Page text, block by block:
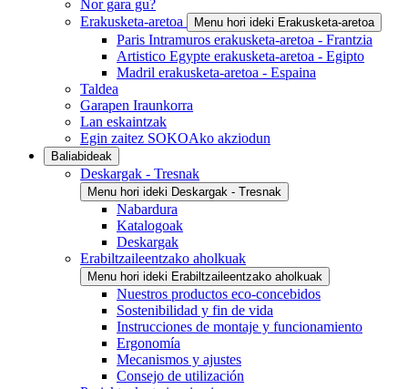
Nor gara gu?
Erakusketa-aretoa
Menu hori ideki Erakusketa-aretoa
Paris Intramuros erakusketa-aretoa - Frantzia
Artistico Egypte erakusketa-aretoa - Egipto
Madril erakusketa-aretoa - Espaina
Taldea
Garapen Iraunkorra
Lan eskaintzak
Egin zaitez SOKOAko akziodun
Baliabideak
Deskargak - Tresnak
Menu hori ideki Deskargak - Tresnak
Nabardura
Katalogoak
Deskargak
Erabiltzaileentzako aholkuak
Menu hori ideki Erabiltzaileentzako aholkuak
Nuestros productos eco-concebidos
Sostenibilidad y fin de vida
Instrucciones de montaje y funcionamiento
Ergonomía
Mecanismos y ajustes
Consejo de utilización